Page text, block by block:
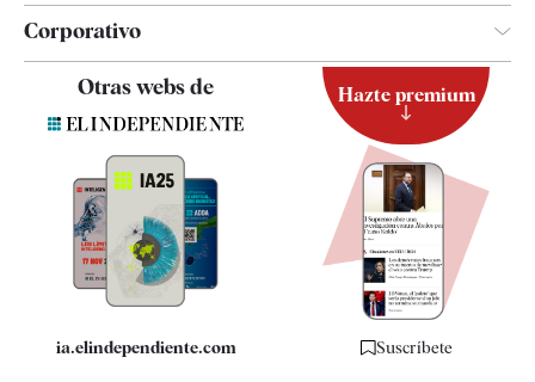
Corporativo
Contacto
Quiénes somos
Especificaciones
Otras webs de
ia.elindependiente.com
Hazte premium
Suscríbete